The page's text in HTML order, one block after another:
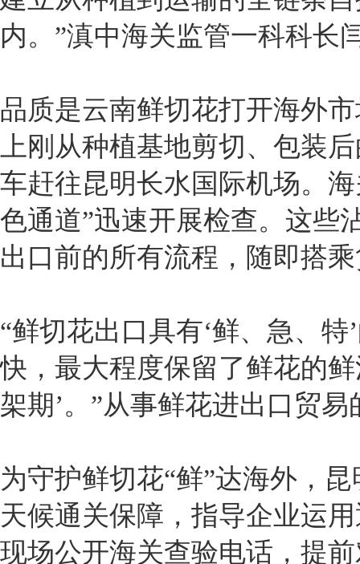
内。”滇中海关监管一科科长
品质是云南鲜切花打开海外
上刚从种植基地剪切、包装
车赶往昆明长水国际机场。
色通道”迅速开展检查。这些
出口前的所有流程，随即搭
“鲜切花出口具有‘鲜、急、
快，最大程度保留了鲜花的
架期’。”从事鲜花进出口贸
为守护鲜切花“鲜”达海外，
天候通关保障，指导企业运
现场公开海关查验电话，提